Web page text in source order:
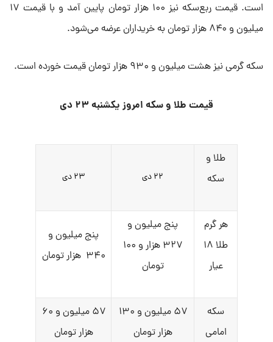
است. قیمت ربع‌سکه نیز ۱۰۰ هزار تومان پایین آمد و با قیمت ۱۷
میلیون و ۸۴۰ هزار تومان به خریداران عرضه می‌شود.
سکه گرمی نیز هشت میلیون و ۹۳۰ هزار تومان قیمت خورده است.
قیمت طلا و سکه امروز یکشنبه ۲۳ دی
طلا و
سکه
۲۲ دی ۲۳ دی
هر گرم
طلا ۱۸
عیار
پنج میلیون و
۳۲۷ هزار و ۱۰۰
تومان
پنج میلیون و
۳۴۰ هزار تومان
سکه
امامی
۵۷ میلیون و ۱۳۰
هزار تومان
۵۷ میلیون و ۶۰
هزار تومان